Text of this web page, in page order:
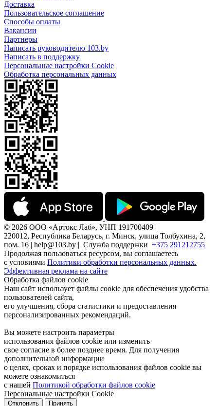
Доставка
Пользовательское соглашение
Способы оплаты
Вакансии
Партнеры
Написать руководителю 103.by
Написать в поддержку
Персональные настройки Cookie
Обработка персональных данных
© 2026 ООО «Артокс Лаб», УНП 191700409 |
220012, Республика Беларусь, г. Минск, улица Толбухина, 2,
пом. 16 | help@103.by | Служба поддержки +375 291212755
Продолжая пользоваться ресурсом, вы соглашаетесь
с условиями Политики обработки персональных данных.
Эффективная реклама на сайте
Обработка файлов cookie
Наш сайт использует файлы cookie для обеспечения удобства
пользователей сайта,
его улучшения, сбора статистики и предоставления
персонализированных рекомендаций.
Вы можете настроить параметры
использования файлов cookie или изменить
свое согласие в более позднее время. Для получения
дополнительной информации
о целях, сроках и порядке использования файлов cookie вы
можете ознакомиться
с нашей Политикой обработки файлов cookie
Персональные настройки Cookie
Отклонить Принять